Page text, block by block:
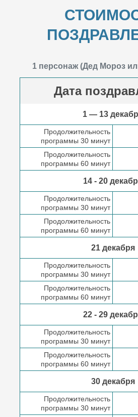
1 персонаж (Дед Мороз
Дата
1 — 13
Продолжительность
программы 30 минут
Продолжительность
программы 60 минут
14 - 20
Продолжительность
программы 30 минут
Продолжительность
программы 60 минут
21 декабря
Продолжительность
программы 30 минут
Продолжительность
программы 60 минут
22 - 29
Продолжительность
программы 30 минут
Продолжительность
программы 60 минут
30 декабря
Продолжительность
программы 30 минут